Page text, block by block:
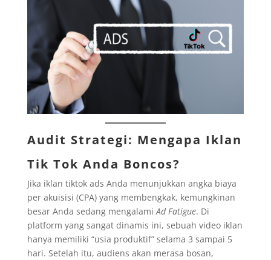
Audit Strategi: Mengapa Iklan
Tik Tok Anda Boncos?
Jika iklan tiktok ads Anda menunjukkan angka biaya
per akuisisi (CPA) yang membengkak, kemungkinan
besar Anda sedang mengalami Ad Fatigue. Di
platform yang sangat dinamis ini, sebuah video iklan
hanya memiliki “usia produktif” selama 3 sampai 5
hari. Setelah itu, audiens akan merasa bosan,